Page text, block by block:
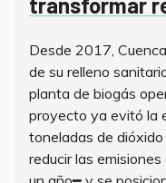
Desde 2017,
de su relleno
planta de biogás
proyecto ya evitó la
toneladas de
reducir las